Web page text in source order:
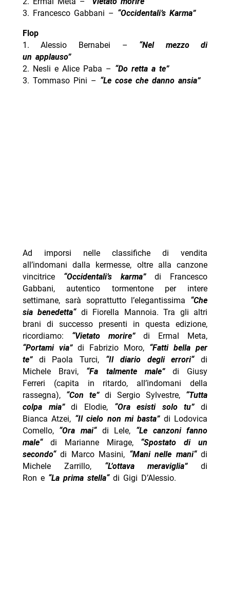
3. Francesco Gabbani – “Occidentali’s Karma”
Flop
1. Alessio Bernabei – “Nel mezzo di
un applauso”
2. Nesli e Alice Paba – “Do retta a te”
3. Tommaso Pini – “Le cose che danno ansia”
Ad imporsi nelle classifiche di vendita
all’indomani dalla kermesse, oltre alla canzone
vincitrice “Occidentali’s karma”di Francesco
Gabbani, autentico tormentone per intere
settimane, sarà soprattutto l’elegantissima “Che
sia benedetta“di Fiorella Mannoia. Tra gli altri
brani di successo presenti in questa edizione,
ricordiamo: “Vietato morire”di Ermal Meta,
“Portami via”di Fabrizio Moro, “Fatti bella per
te”di Paola Turci, “Il diario degli errori“di
Michele Bravi, “Fa talmente male”di Giusy
Ferreri (capita in ritardo, all’indomani della
rassegna), “Con te”di Sergio Sylvestre, “Tutta
colpa mia”di Elodie, “Ora esisti solo tu”di
Bianca Atzei, “Il cielo non mi basta”di Lodovica
Comello, “Ora mai“di Lele, “Le canzoni fanno
male“di Marianne Mirage, “Spostato di un
secondo“di Marco Masini, “Mani nelle mani“di
Michele Zarrillo, “L’ottava meraviglia”di
Ron e “La prima stella“di Gigi D’Alessio.